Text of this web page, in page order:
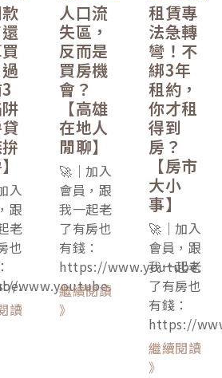
貸
入
跟
老
也
www.youtube.
讀
人口流
失區，
反而是
買房機
會？
【高雄
在地人
閒聊】
🚀｜加入
會員，跟
我一起老
了有房也
有錢：
https://www.youtube.
繼續閱讀
》
租賃專
法急轉
彎！不
綁3年
租約，
你才租
得到
房？
【房市
大小
事】
🚀｜加入
會員，跟
我一起老
了有房也
有錢：
https://
繼續閱讀
》